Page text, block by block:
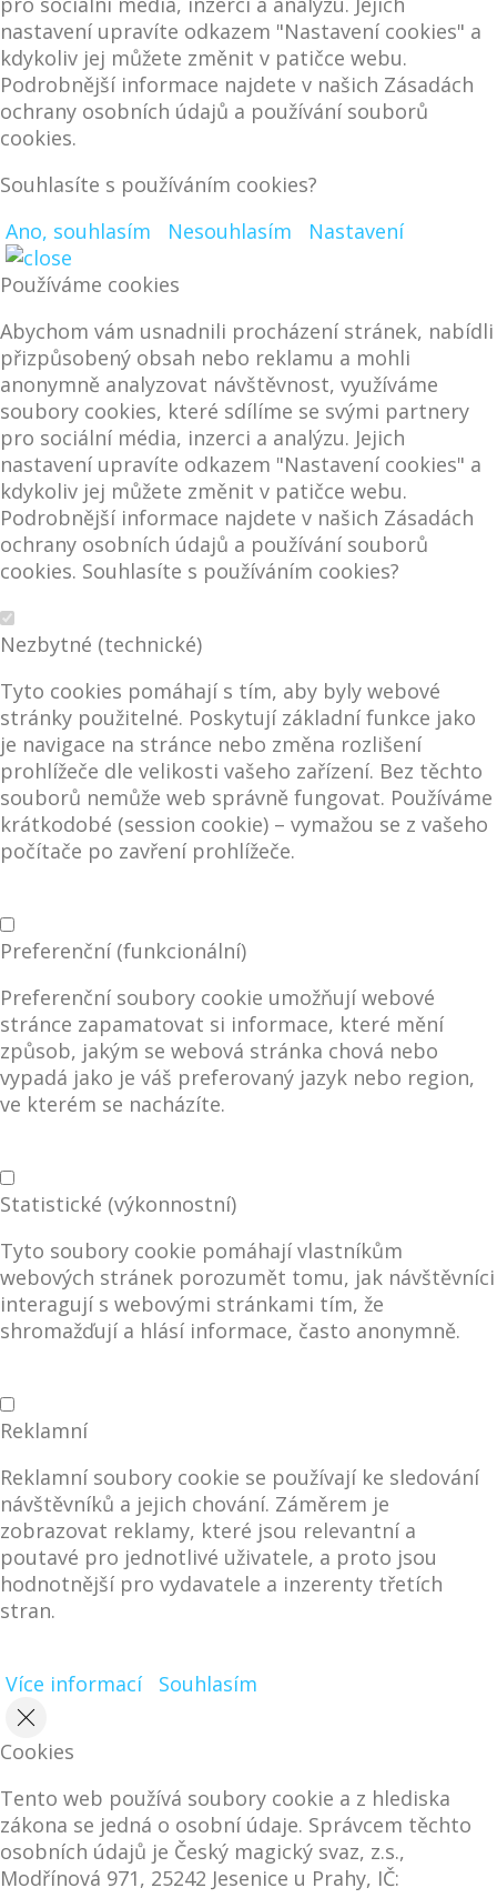
nastavení upravíte odkazem "Nastavení cookies" a
kdykoliv jej můžete změnit v patičce webu.
Podrobnější informace najdete v našich Zásadách
ochrany osobních údajů a používání souborů
cookies.
Souhlasíte s používáním cookies?
Ano, souhlasím
Nesouhlasím
Nastavení
Používáme cookies
Abychom vám usnadnili procházení stránek, nabídli
přizpůsobený obsah nebo reklamu a mohli
anonymně analyzovat návštěvnost, využíváme
soubory cookies, které sdílíme se svými partnery
pro sociální média, inzerci a analýzu. Jejich
nastavení upravíte odkazem "Nastavení cookies" a
kdykoliv jej můžete změnit v patičce webu.
Podrobnější informace najdete v našich Zásadách
ochrany osobních údajů a používání souborů
cookies. Souhlasíte s používáním cookies?
Nezbytné (technické)
Tyto cookies pomáhají s tím, aby byly webové
stránky použitelné. Poskytují základní funkce jako
je navigace na stránce nebo změna rozlišení
prohlížeče dle velikosti vašeho zařízení. Bez těchto
souborů nemůže web správně fungovat. Používáme
krátkodobé (session cookie) – vymažou se z vašeho
počítače po zavření prohlížeče.
Preferenční (funkcionální)
Preferenční soubory cookie umožňují webové
stránce zapamatovat si informace, které mění
způsob, jakým se webová stránka chová nebo
vypadá jako je váš preferovaný jazyk nebo region,
ve kterém se nacházíte.
Statistické (výkonnostní)
Tyto soubory cookie pomáhají vlastníkům
webových stránek porozumět tomu, jak návštěvníci
interagují s webovými stránkami tím, že
shromažďují a hlásí informace, často anonymně.
Reklamní
Reklamní soubory cookie se používají ke sledování
návštěvníků a jejich chování. Záměrem je
zobrazovat reklamy, které jsou relevantní a
poutavé pro jednotlivé uživatele, a proto jsou
hodnotnější pro vydavatele a inzerenty třetích
stran.
Více informací Souhlasím
Cookies
Tento web používá soubory cookie a z hlediska
zákona se jedná o osobní údaje. Správcem těchto
osobních údajů je Český magický svaz, z.s.,
Modřínová 971, 25242 Jesenice u Prahy, IČ: